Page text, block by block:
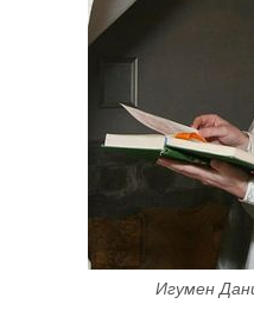
Игумен